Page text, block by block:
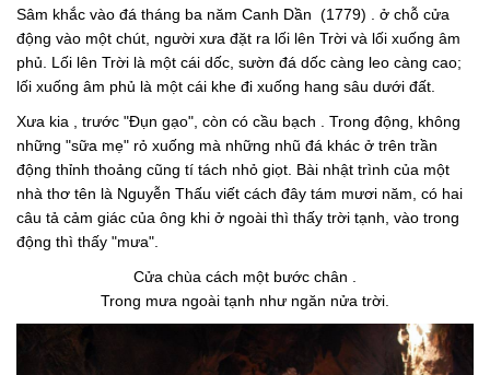
Sâm khắc vào đá tháng ba năm Canh Dần (1779) . ở chỗ cửa
động vào một chút, người xưa đặt ra lối lên Trời và lối xuống âm
phủ. Lối lên Trời là một cái dốc, sườn đá dốc càng leo càng cao;
lối xuống âm phủ là một cái khe đi xuống hang sâu dưới đất.
Xưa kia , trước "Ðụn gạo", còn có cầu bạch . Trong động, không
những "sữa mẹ" rỏ xuống mà những nhũ đá khác ở trên trần
động thỉnh thoảng cũng tí tách nhỏ giọt. Bài nhật trình của một
nhà thơ tên là Nguyễn Thấu viết cách đây tám mươi năm, có hai
câu tả cảm giác của ông khi ở ngoài thì thấy trời tạnh, vào trong
động thì thấy "mưa".
Cửa chùa cách một bước chân .
Trong mưa ngoài tạnh như ngăn nửa trời.